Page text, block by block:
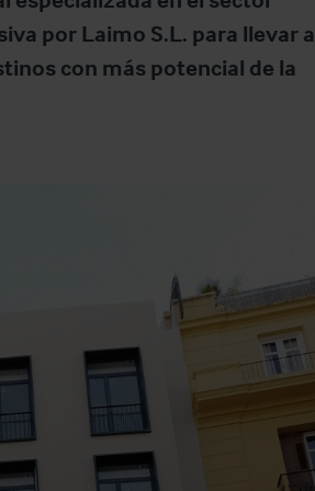
por Laimo S.L. para llevar a
con más potencial de la